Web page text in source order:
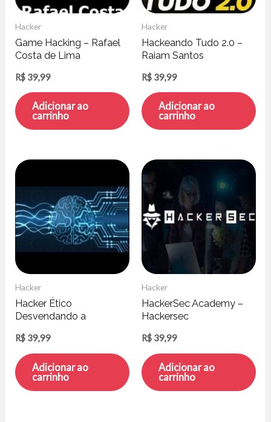
Hacker
Game Hacking – Rafael
Costa de Lima
R$ 39,99
Adicionar ao
carrinho
Hacker
Hackeando Tudo 2.0 –
Raiam Santos
R$ 39,99
Adicionar ao
carrinho
Hacker
Hacker Ético
Desvendando a
Paulo Moraes
R$ 39,99
Adicionar ao
carrinho
Hacker
HackerSec Academy –
Hackersec
R$ 39,99
Adicionar ao
carrinho